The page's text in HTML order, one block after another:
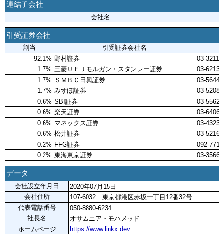
連結子会社
会社名
引受証券会社
割当
引受証券会社名
92.1% 野村證券
03-
1.7% 三菱ＵＦＪモルガン・スタンレー証券
03-
1.7% ＳＭＢＣ日興証券
03-
1.7% みずほ証券
03-
0.6% SBI証券
03-
0.6% 楽天証券
03-
0.6% マネックス証券
03-
0.6% 松井証券
03-
0.2% FFG証券
092-
0.2% 東海東京証券 03-
データ
会社設立年月日
2020年07月15日
会社住所
107-6032 東京都港区赤坂一丁目12番32号
代表電話番号
050-8880-6234
社長名
オサムニア・モハメッド
ホームページ
https://www.linkx.dev